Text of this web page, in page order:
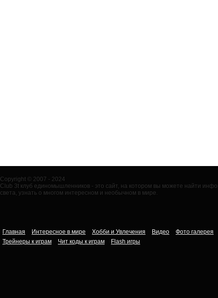
Copyright © 2007 - 2024
Club 3t клуб единомышленников - это сайт, на котором вы можете найти
света, узнать о многом интересном и необычном в мире.
Главная Интересное в мире Хобби и Увлечения Видео
Фото галерея
Трейнеры к играм
Чит коды к играм Flash игры